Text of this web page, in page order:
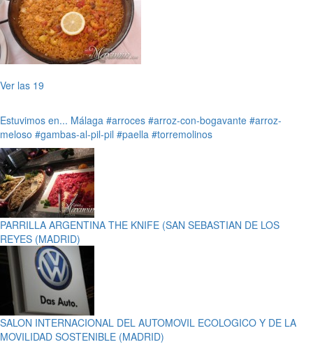
Ver las 19
Estuvimos en... Málaga #arroces #arroz-con-bogavante #arroz-
meloso #gambas-al-pil-pil #paella #torremolinos
PARRILLA ARGENTINA THE KNIFE (SAN SEBASTIAN DE LOS
REYES (MADRID)
SALON INTERNACIONAL DEL AUTOMOVIL ECOLOGICO Y DE LA
MOVILIDAD SOSTENIBLE (MADRID)